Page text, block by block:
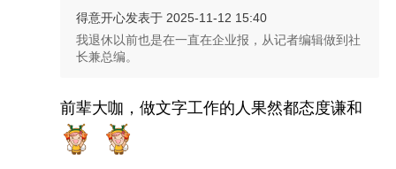
得意开心发表于 2025-11-12 15:40
我退休以前也是在一直在企业报，从记者编辑做到社
长兼总编。
前辈大咖，做文字工作的人果然都态度谦和